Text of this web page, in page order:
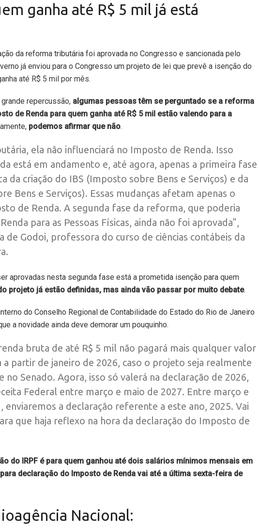
ganha até R$ 5 mil já está
da reforma tributária foi aprovada no Congresso e sancionada pelo
já enviou para o Congresso um projeto de lei que prevê a isenção do
até R$ 5 mil por mês.
repercussão, algumas pessoas têm se perguntado se a reforma
de Renda para quem ganha até R$ 5 mil estão valendo para a
podemos afirmar que não.
ela não influenciará no Imposto de Renda. Isso
está em andamento e, até agora, apenas a primeira fase
da criação do IBS (Imposto sobre Bens e Serviços) e da
Bens e Serviços). Essas mudanças afetam apenas o
de Renda. A segunda fase da reforma, que poderia
para as Pessoas Físicas, ainda não foi aprovada”,
de Godoi, professora do curso de ciências contábeis da
aprovadas nesta segunda fase está a prometida isenção para quem
projeto já estão definidas, mas ainda vão passar por muito debate.
do Conselho Regional de Contabilidade do Estado do Rio de Janeiro
a novidade ainda deve demorar um pouquinho.
bruta de até R$ 5 mil não pagará mais qualquer valor
partir de janeiro de 2026, caso o projeto seja realmente
no Senado. Agora, isso só valerá na declaração de 2026,
Federal entre março e maio de 2027. Entre março e
enviaremos a declaração referente a este ano, 2025. Vai
que haja reflexo na hora da declaração do Imposto de
do IRPF é para quem ganhou até dois salários mínimos mensais em
declaração do Imposto de Renda vai até a última sexta-feira de
Nacional: